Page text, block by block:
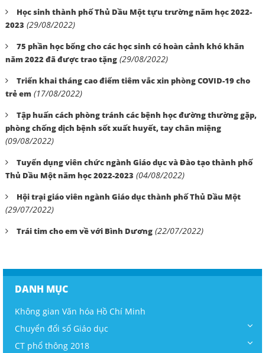
Học sinh thành phố Thủ Dầu Một tựu trường năm học 2022-
2023 (29/08/2022)
75 phần học bổng cho các học sinh có hoàn cảnh khó khăn
năm 2022 đã được trao tặng (29/08/2022)
Triển khai tháng cao điểm tiêm vắc xin phòng COVID-19 cho
trẻ em (17/08/2022)
Tập huấn cách phòng tránh các bệnh học đường thường gặp,
phòng chống dịch bệnh sốt xuất huyết, tay chân miệng
(09/08/2022)
Tuyển dụng viên chức ngành Giáo dục và Đào tạo thành phố
Thủ Dầu Một năm học 2022-2023 (04/08/2022)
Hội trại giáo viên ngành Giáo dục thành phố Thủ Dầu Một
(29/07/2022)
Trái tim cho em về với Bình Dương (22/07/2022)
DANH MỤC
Không gian Văn hóa Hồ Chí Minh
Chuyển đổi số Giáo dục
CT phổ thông 2018